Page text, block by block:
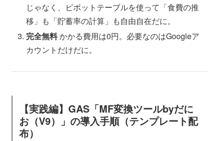
じゃなく、ピボットテーブルを使って「食費の推
移」も「貯蓄率の計算」も自由自在だに。
完全無料かかる費用は0円。必要なのはGoogleア
カウントだけだに。
【実践編】GAS「MF変換ツールbyだに
お（V9）」の導入手順（テンプレート配
布）